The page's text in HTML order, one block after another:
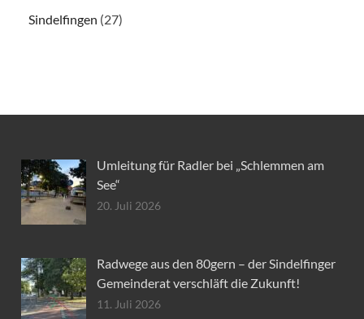
Sindelfingen (27)
Umleitung für Radler bei „Schlemmen am
See“
20. Juli 2026
Radwege aus den 80gern – der Sindelfinger
Gemeinderat verschläft die Zukunft!
11. Juli 2026